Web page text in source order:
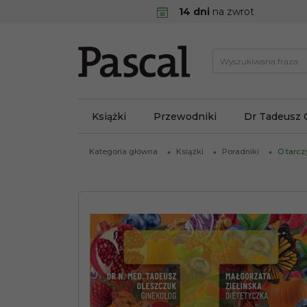
14 dni na zwrot
Książki Przewodniki Dr Tadeusz
Kategoria główna Książki Poradniki O